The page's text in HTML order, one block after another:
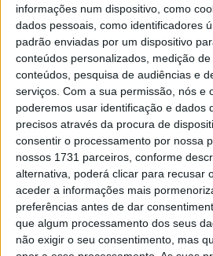
informações num dispositivo, como
dados pessoais, como identificadores
padrão enviadas por um dispositivo
conteúdos personalizados, medição
conteúdos, pesquisa de audiências e
serviços. Com a sua permissão, nós e
poderemos usar identificação e dados
precisos através da procura de
consentir o processamento por nossa
nossos 1731 parceiros, conforme
alternativa, poderá clicar para recusar
aceder a informações mais
preferências antes de dar
que algum processamento dos seus
não exigir o seu consentimento, mas
A autarquia contabilizou ainda
euros, em culturas agrícolas.
Do património municipal,
de 120 mil euros, principalmente
de águas e pinturas de vias.
No concelho de Sátão, “houve
segunda habitação que sofreram
Alexandre Vaz, acrescentando que
grandes condições de
essencialmente, o telhado que